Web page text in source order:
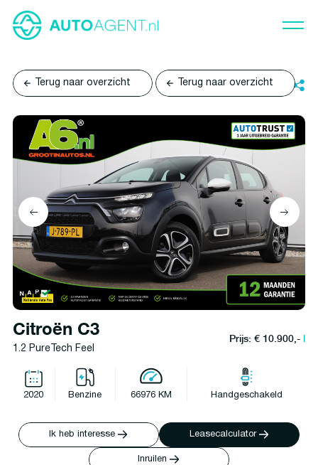
Terug naar overzicht Terug naar overzicht
Citroën C3
1.2 PureTech Feel
Prijs: € 10.900,-l
2020 Benzine 66976 KM Handgeschakeld
Ik heb interesse Leasecalculator
Inruilen